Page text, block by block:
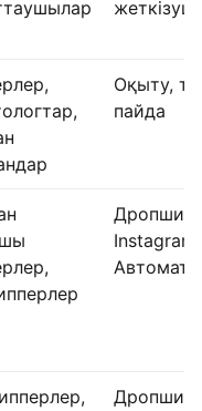
Оқыту,
пайда
Instagram,